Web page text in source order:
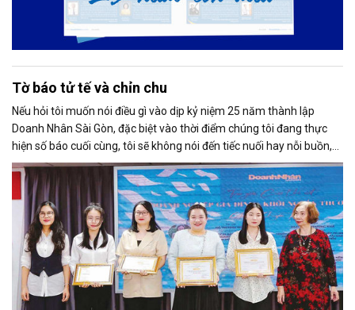
Tờ báo tử tế và chỉn chu
Nếu hỏi tôi muốn nói điều gì vào dịp kỷ niệm 25 năm thành lập
Doanh Nhân Sài Gòn, đặc biệt vào thời điểm chúng tôi đang thực
hiện số báo cuối cùng, tôi sẽ không nói đến tiếc nuối hay nỗi buồn,
thay vào đó là niềm tự hào. Bởi khi nghĩ về Doanh Nhân Sài Gòn, tôi
luôn nghĩ đó là một tờ báo “tử tế, chỉn chu”. Những điều tưởng như
rất bình thường ấy đã nuôi dưỡng tôi suốt 25 năm làm nghề. Và có
lẽ sẽ còn theo tôi đến hết cuộc đời cầm bút.